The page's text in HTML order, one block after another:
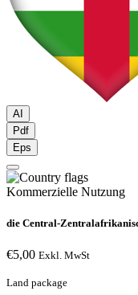
AI
Pdf
Eps
Kommerzielle Nutzung
die Central-
€5,00 Exkl. MwSt
Land package